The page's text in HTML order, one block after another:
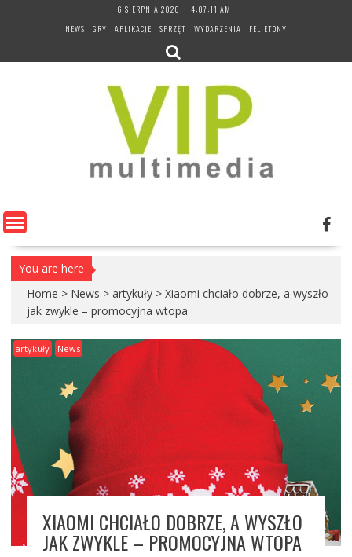
6 SIERPNIA 2026
4:07:13 AM
NEWS
GRY APLIKACJE SPRZĘT WYDARZENIA FELIETONY
You are here
Home > News > artykuły > Xiaomi chciało dobrze, a wyszło
jak zwykle – promocyjna wtopa
artykuły News
XIAOMI CHCIAŁO DOBRZE, A WYSZŁO
JAK ZWYKLE – PROMOCYJNA WTOPA